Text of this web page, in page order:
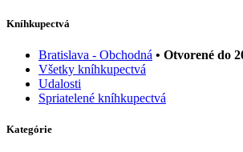
Kníhkupectvá
Bratislava - Obchodná • Otvorené do
Všetky kníhkupectvá
Udalosti
Spriatelené kníhkupectvá
Kategórie